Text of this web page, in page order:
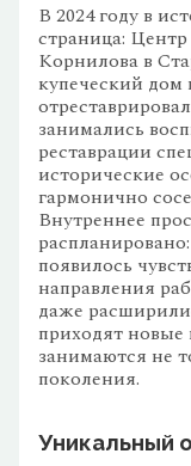
В 2024 году в
страница: Центр
Корнилова в
купеческий дом
занимались
реставрации
исторические
гармонично
Внутреннее
появилось
направления
даже
приходят новые
занимаются не
поколения.
Уникальный